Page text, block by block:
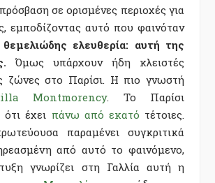
σε ορισμένες περιοχές για
εμποδίζοντας αυτό που φαινόταν
θεμελιώδης ελευθερία: αυτή της
Όμως υπάρχουν ήδη κλειστές
ζώνες στο Παρίσι. Η πιο γνωστή
Montmorency. Το Παρίσι
ότι έχει πάνω από εκατό τέτοιες.
παραμένει συγκριτικά
από αυτό το φαινόμενο,
γνωρίζει στη Γαλλία αυτή η